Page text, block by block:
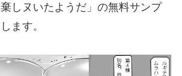
しヌいたようだ」の無料サンプ
ます。